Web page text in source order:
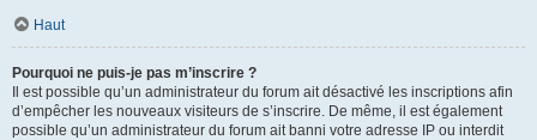
Haut
Pourquoi ne puis-je pas m’inscrire ?
Il est possible qu’un administrateur du forum ait désactivé les inscriptions afin
d’empêcher les nouveaux visiteurs de s’inscrire. De même, il est également
possible qu’un administrateur du forum ait banni votre adresse IP ou interdit